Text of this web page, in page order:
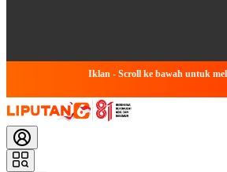
Iklan - Scroll ke bawah untuk